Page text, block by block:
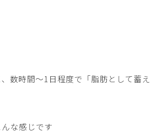
数時間〜1日程度で「脂肪として蓄
な感じです